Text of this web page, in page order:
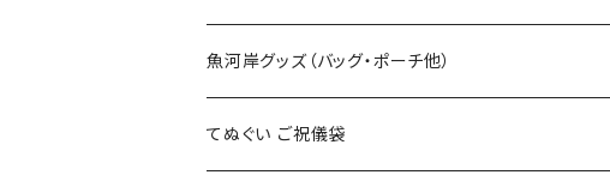
上下セット
魚河岸グッズ（バッグ・ポーチ他）
てぬぐい ご祝儀袋